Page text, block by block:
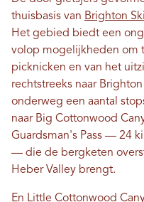
thuisbasis van Brighton
Het gebied biedt een
volop mogelijkheden om
picknicken en van het
rechtstreeks naar
onderweg een aantal
naar Big Cottonwood
Guardsman's Pass — 24
— die de bergketen
Heber Valley brengt.
En Little Cottonwood